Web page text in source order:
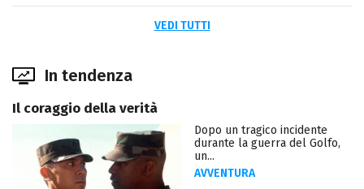
VEDI TUTTI
In tendenza
Il coraggio della verità
Dopo un tragico incidente
durante la guerra del Golfo,
un...
AVVENTURA